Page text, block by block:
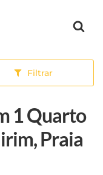
Filtrar
1 Quarto
Praia